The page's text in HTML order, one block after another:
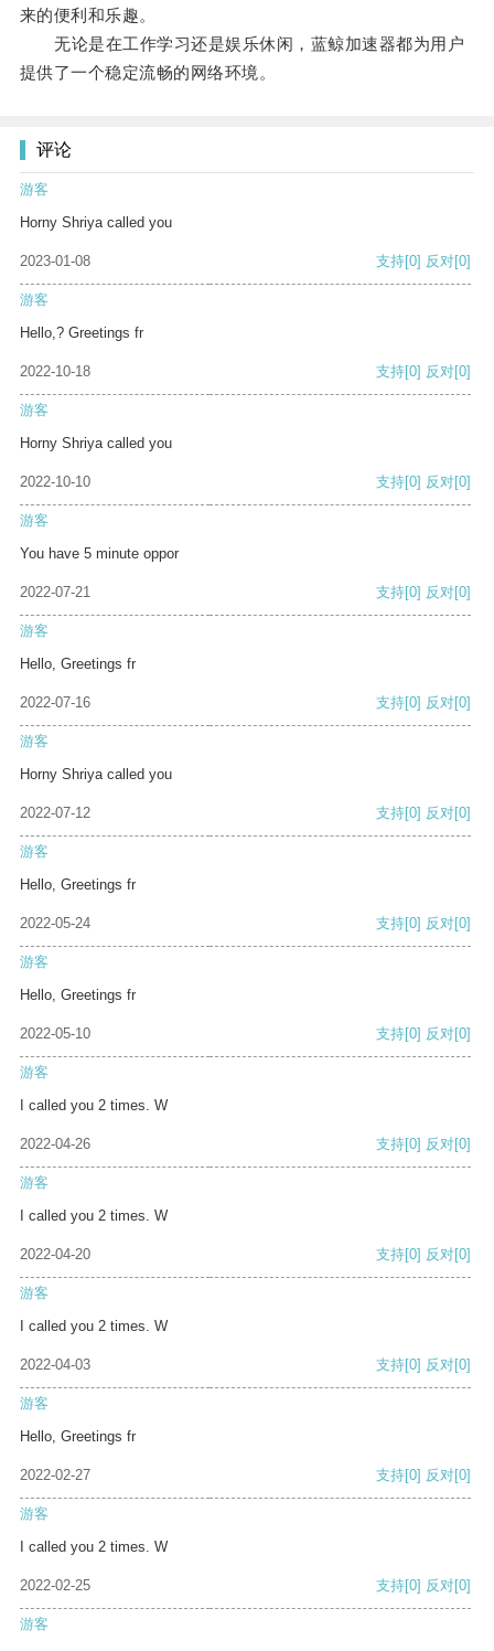
来的便利和乐趣。
无论是在工作学习还是娱乐休闲，蓝鲸加速器都为用户
提供了一个稳定流畅的网络环境。
评论
游客
Horny Shriya called you
2023-01-08 支持[0] 反对[0]
游客
Hello,? Greetings fr
2022-10-18 支持[0] 反对[0]
游客
Horny Shriya called you
2022-10-10 支持[0] 反对[0]
游客
You have 5 minute oppor
2022-07-21 支持[0] 反对[0]
游客
Hello, Greetings fr
2022-07-16 支持[0] 反对[0]
游客
Horny Shriya called you
2022-07-12 支持[0] 反对[0]
游客
Hello, Greetings fr
2022-05-24 支持[0] 反对[0]
游客
Hello, Greetings fr
2022-05-10 支持[0] 反对[0]
游客
I called you 2 times. W
2022-04-26 支持[0] 反对[0]
游客
I called you 2 times. W
2022-04-20 支持[0] 反对[0]
游客
I called you 2 times. W
2022-04-03 支持[0] 反对[0]
游客
Hello, Greetings fr
2022-02-27 支持[0] 反对[0]
游客
I called you 2 times. W
2022-02-25 支持[0] 反对[0]
游客